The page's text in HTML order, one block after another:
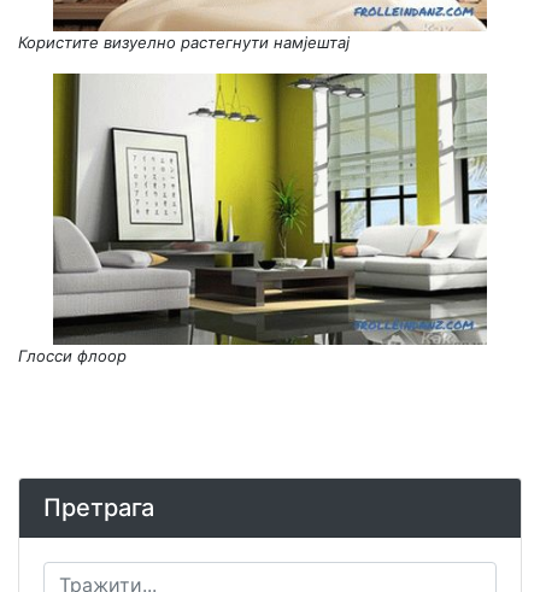
Користите визуелно растегнути намјештај
Глосси флоор
Претрага